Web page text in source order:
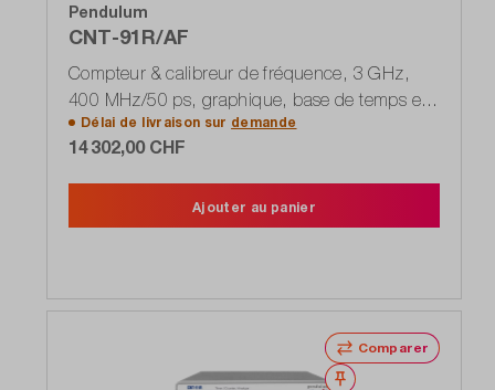
Pendulum
CNT-91R/AF
Compteur & calibreur de fréquence, 3 GHz,
400 MHz/50 ps, graphique, base de temps en
rubidium incluse + CNT-OPT-10
Délai de livraison sur demande
14 302,00 CHF
Ajouter au panier
Comparer
Noter